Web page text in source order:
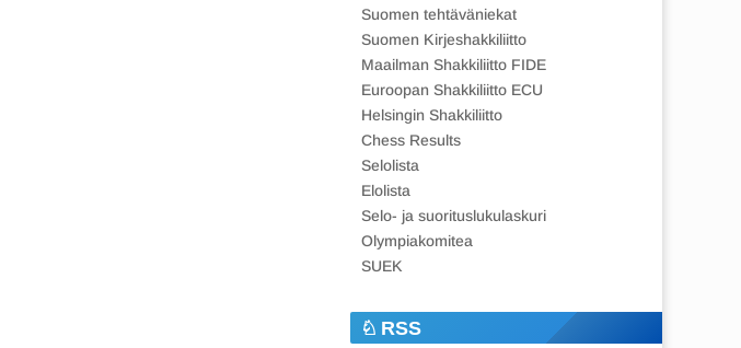
Suomen tehtäväniekat
Suomen Kirjeshakkiliitto
Maailman Shakkiliitto FIDE
Euroopan Shakkiliitto ECU
Helsingin Shakkiliitto
Chess Results
Selolista
Elolista
Selo- ja suorituslukulaskuri
Olympiakomitea
SUEK
RSS